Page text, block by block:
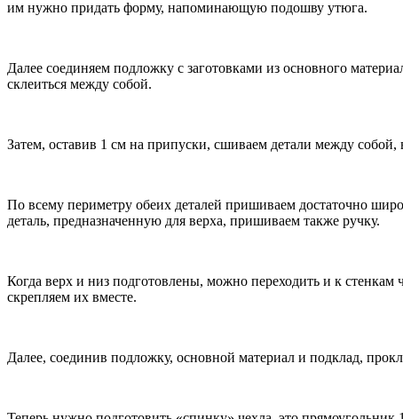
им нужно придать форму, напоминающую подошву утюга.
Далее соединяем подложку с заготовками из основного
склеиться между собой.
Затем, оставив 1 см на припуски, сшиваем детали между собой,
По всему периметру обеих деталей пришиваем достаточно
деталь, предназначенную для верха, пришиваем также ручку.
Когда верх и низ подготовлены, можно переходить и к
скрепляем их вместе.
Далее, соединив подложку, основной материал и подклад,